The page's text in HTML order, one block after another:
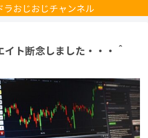
ラおじおじチャンネル
ト断念しました・・・＾